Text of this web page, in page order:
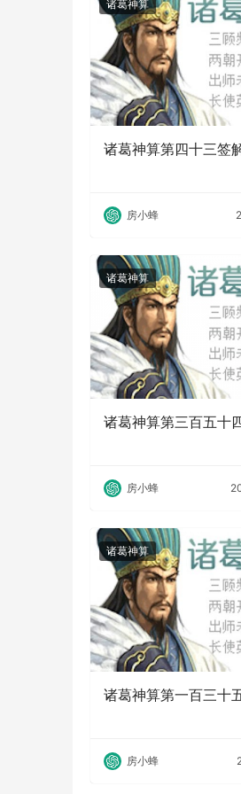
诸葛神算
诸葛神算第四十三签
房小蜂
诸葛神算
诸葛神算第三百五十
房小蜂
诸葛神算
诸葛神算第一百三十
房小蜂